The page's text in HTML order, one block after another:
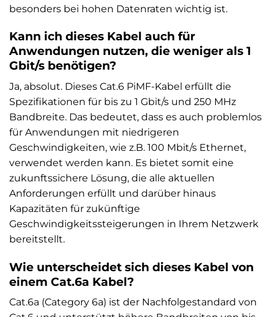
besonders bei hohen Datenraten wichtig ist.
Kann ich dieses Kabel auch für
Anwendungen nutzen, die weniger als 1
Gbit/s benötigen?
Ja, absolut. Dieses Cat.6 PiMF-Kabel erfüllt die
Spezifikationen für bis zu 1 Gbit/s und 250 MHz
Bandbreite. Das bedeutet, dass es auch problemlos
für Anwendungen mit niedrigeren
Geschwindigkeiten, wie z.B. 100 Mbit/s Ethernet,
verwendet werden kann. Es bietet somit eine
zukunftssichere Lösung, die alle aktuellen
Anforderungen erfüllt und darüber hinaus
Kapazitäten für zukünftige
Geschwindigkeitssteigerungen in Ihrem Netzwerk
bereitstellt.
Wie unterscheidet sich dieses Kabel von
einem Cat.6a Kabel?
Cat.6a (Category 6a) ist der Nachfolgestandard von